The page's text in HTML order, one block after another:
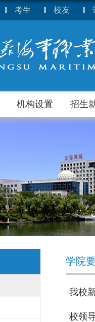
考生 校友
机构设置 招生
学院
我校
校领